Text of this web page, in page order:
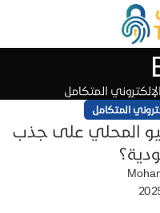
المتكامل
المتكامل
المحلي على جذب